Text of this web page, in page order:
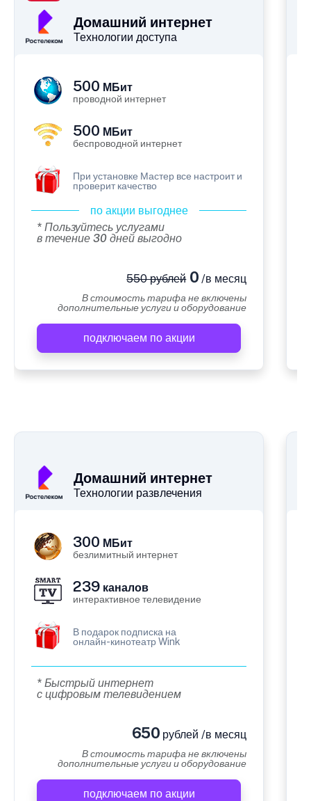
Домашний интернет
Технологии доступа
500 МБит
проводной интернет
500 МБит
беспроводной интернет
При установке Мастер все настроит и
проверит качество
по акции выгоднее
* Пользуйтесь услугами
в течение 30 дней выгодно
550 рублей0 /в месяц
В стоимость тарифа не включены
дополнительные услуги и оборудование
подключаем по акции
Домашний интернет
Технологии развлечения
300 МБит
безлимитный интернет
239 каналов
интерактивное телевидение
В подарок подписка на
онлайн-кинотеатр Wink
* Быстрый интернет
с цифровым телевидением
650 рублей /в месяц
В стоимость тарифа не включены
дополнительные услуги и оборудование
подключаем по акции